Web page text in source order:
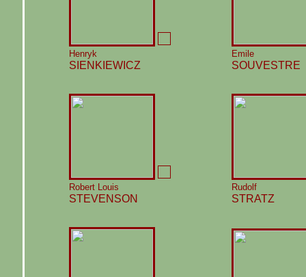
Henryk
SIENKIEWICZ
Emile
SOUVESTRE
Robert Louis
STEVENSON
Rudolf
STRATZ